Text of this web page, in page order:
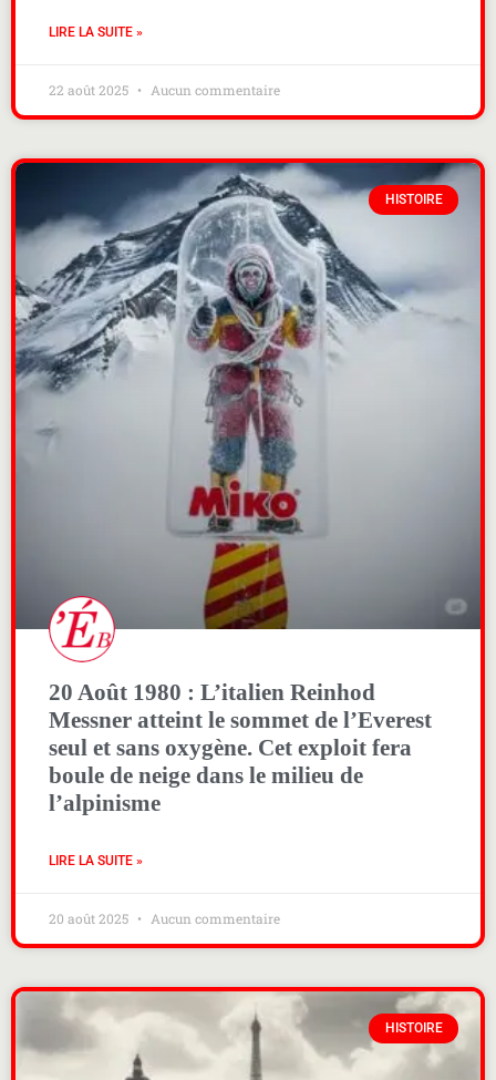
LIRE LA SUITE »
22 août 2025 Aucun commentaire
HISTOIRE
20 Août 1980 : L’italien Reinhod
Messner atteint le sommet de l’Everest
seul et sans oxygène. Cet exploit fera
boule de neige dans le milieu de
l’alpinisme
LIRE LA SUITE »
20 août 2025 Aucun commentaire
HISTOIRE